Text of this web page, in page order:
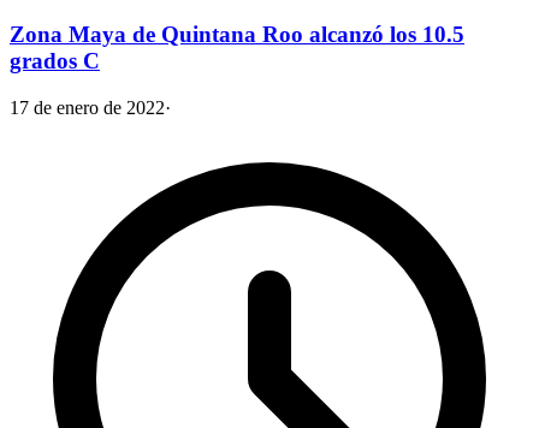
Zona Maya de Quintana Roo alcanzó los 10.5
grados C
17 de enero de 2022·